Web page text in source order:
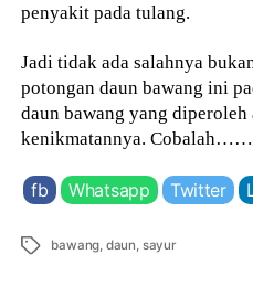
penyakit pada tulang.
Jadi tidak ada salahnya
potongan daun bawang ini
daun bawang yang diperoleh
kenikmatannya. Cobalah……
fb Whatsapp Twitter
Tags bawang, daun, sayur